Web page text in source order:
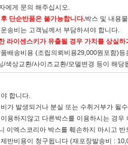
에게 문의 해주십시오.
단순반품은 불가능합니다.박스 및 내용
송비는 고객님께서 부담하셔야 합니다.
라이센스키가 유출될 경우 가치를 상실
배송비용 (조립의뢰비용29,000원포함)
색상교환/사이즈교환/모델변경 등이 해당
합니다.
가 발생되거나 분실 또는 수취거부가 될
용하지않고 다른박스를 이용하시는 경
이엑스코리아 박스를 훼손하지 마시고
반비용이 청구됩니다 (재포장발송비 :